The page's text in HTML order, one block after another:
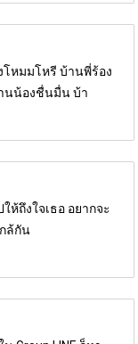
โหมมโหรี บ้านพี่ร้อง
นน้องชื่นมื่น บ้า
ห้ถึงใจเธอ อยากจะ
ล้กัน